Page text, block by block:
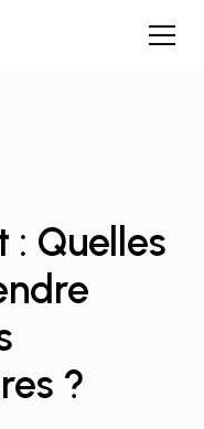
: Quelles
?